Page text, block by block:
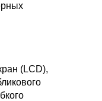
(LCD),